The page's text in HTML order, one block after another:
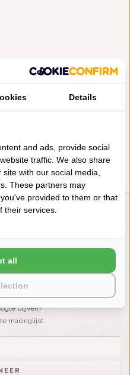
DAN
511817
blijven?
mailinglijst:
Details
and ads, provide social
traffic. We also share
with our social media,
These partners may
provided to them or that
their services.
all